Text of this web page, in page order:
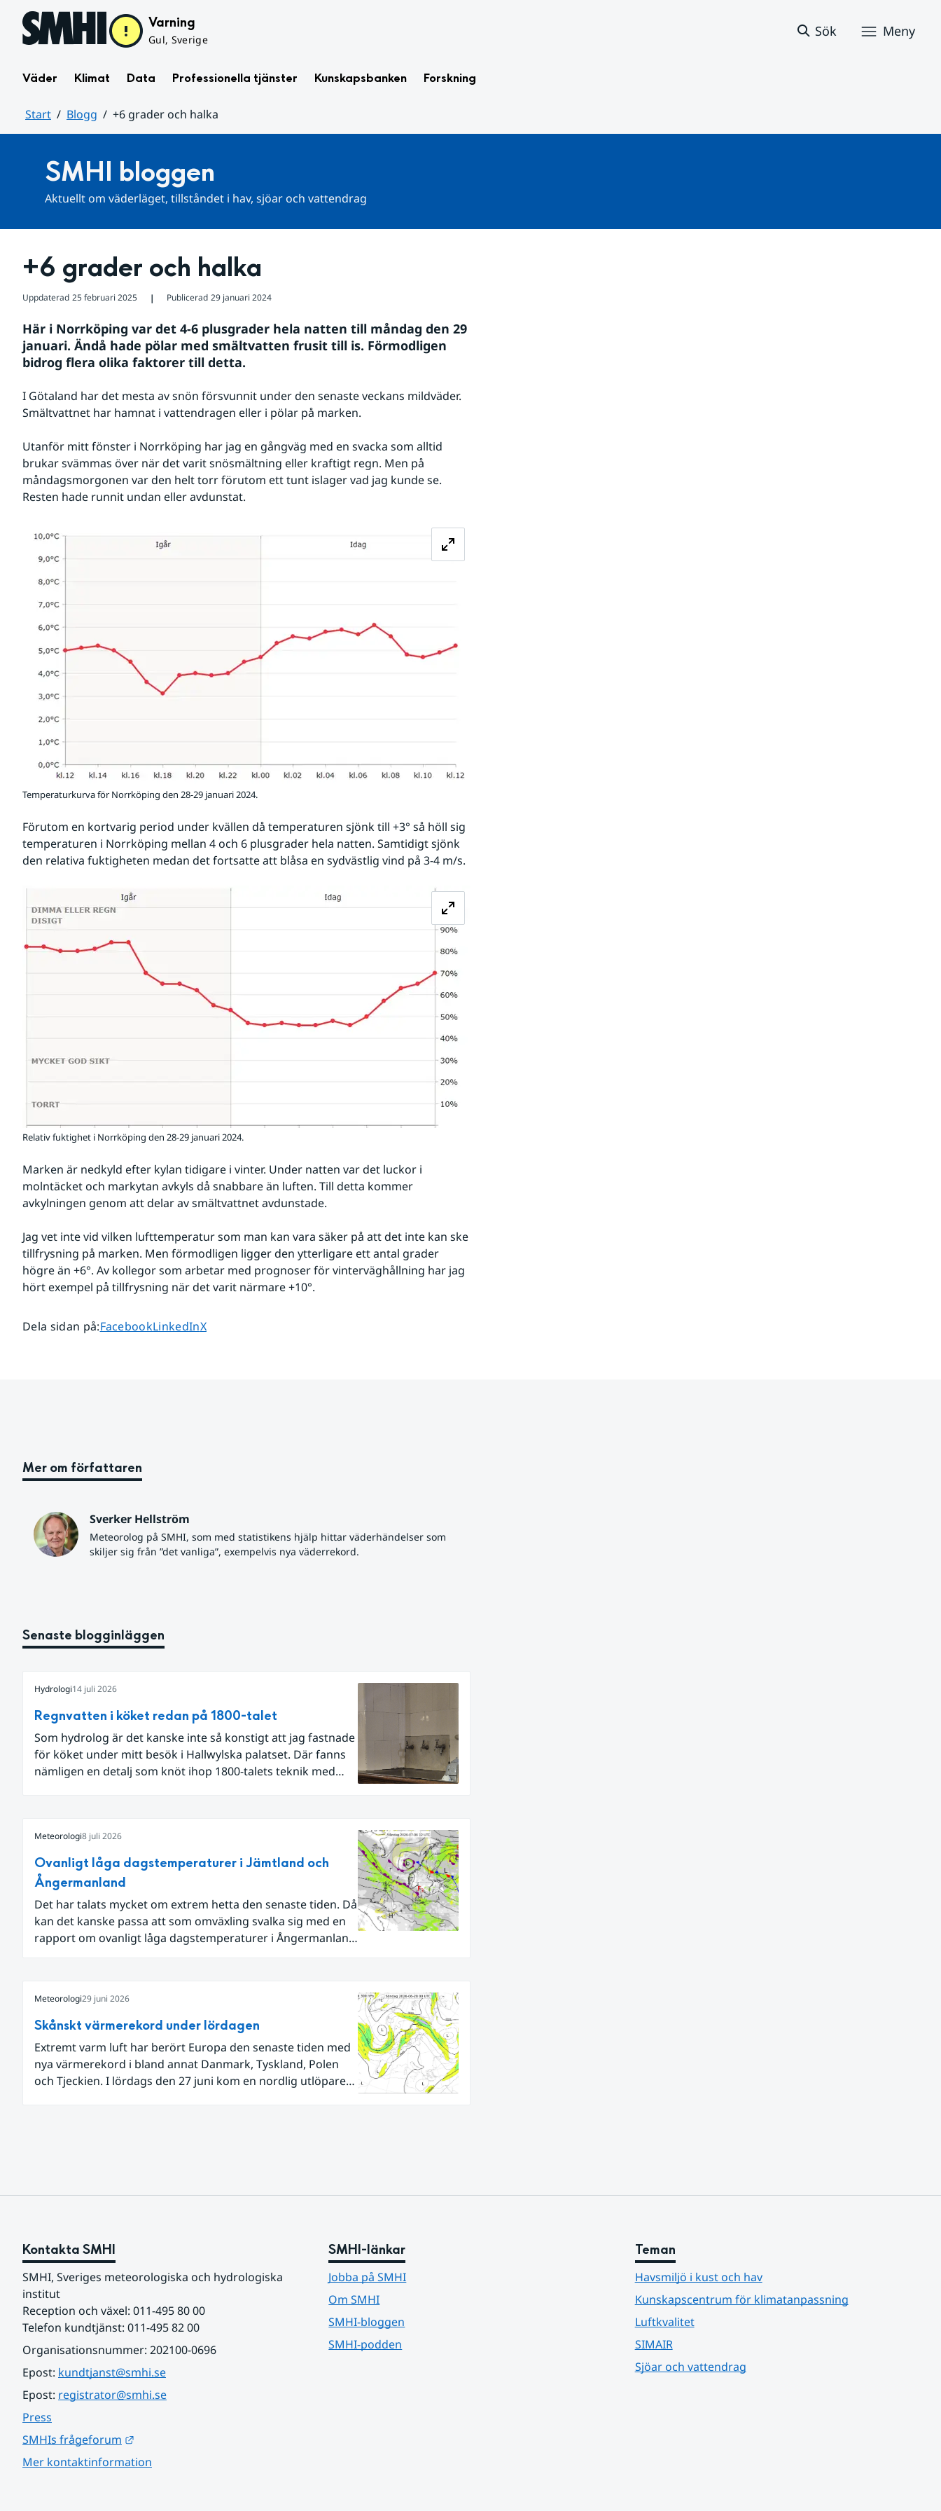
Hoppa till sidans innehåll Varning
Gul, Sverige
Sök Meny
Väder Klimat Data Professionella tjänster Kunskapsbanken Forskning
Start Blogg
+6 grader och halka
SMHI bloggen
Aktuellt om väderläget, tillståndet i hav, sjöar och vattendrag
+6 grader och halka
Uppdaterad 25 februari 2025 ❘ Publicerad 29 januari 2024
Här i Norrköping var det 4-6 plusgrader hela natten till måndag den 29
januari. Ändå hade pölar med smältvatten frusit till is. Förmodligen
bidrog flera olika faktorer till detta.
I Götaland har det mesta av snön försvunnit under den senaste veckans mildväder.
Smältvattnet har hamnat i vattendragen eller i pölar på marken.
Utanför mitt fönster i Norrköping har jag en gångväg med en svacka som alltid
brukar svämmas över när det varit snösmältning eller kraftigt regn. Men på
måndagsmorgonen var den helt torr förutom ett tunt islager vad jag kunde se.
Resten hade runnit undan eller avdunstat.
Temperaturkurva för Norrköping den 28-29 januari 2024.
Förutom en kortvarig period under kvällen då temperaturen sjönk till +3° så höll sig
temperaturen i Norrköping mellan 4 och 6 plusgrader hela natten. Samtidigt sjönk
den relativa fuktigheten medan det fortsatte att blåsa en sydvästlig vind på 3-4 m/s.
Relativ fuktighet i Norrköping den 28-29 januari 2024.
Marken är nedkyld efter kylan tidigare i vinter. Under natten var det luckor i
molntäcket och markytan avkyls då snabbare än luften. Till detta kommer
avkylningen genom att delar av smältvattnet avdunstade.
Jag vet inte vid vilken lufttemperatur som man kan vara säker på att det inte kan ske
tillfrysning på marken. Men förmodligen ligger den ytterligare ett antal grader
högre än +6°. Av kollegor som arbetar med prognoser för vinterväghållning har jag
hört exempel på tillfrysning när det varit närmare +10°.
Dela sidan på:Dela sidan på
FacebookDela sidan på
LinkedInDela sidan på
X
Mer om författaren
Sverker Hellström
Meteorolog på SMHI, som med statistikens hjälp hittar väderhändelser som
skiljer sig från ”det vanliga”, exempelvis nya väderrekord.
Senaste blogginläggen
Hydrologi14 juli 2026
Regnvatten i köket redan på 1800-talet
Som hydrolog är det kanske inte så konstigt att jag fastnade
för köket under mitt besök i Hallwylska palatset. Där fanns
nämligen en detalj som knöt ihop 1800-talets teknik med
Meteorologi8 juli 2026
Ovanligt låga dagstemperaturer i Jämtland och
Ångermanland
Det har talats mycket om extrem hetta den senaste tiden. Då
kan det kanske passa att som omväxling svalka sig med en
rapport om ovanligt låga dagstemperaturer i Ångermanland
Meteorologi29 juni 2026
Skånskt värmerekord under lördagen
Extremt varm luft har berört Europa den senaste tiden med
nya värmerekord i bland annat Danmark, Tyskland, Polen
och Tjeckien. I lördags den 27 juni kom en nordlig utlöpare
Kontakta SMHI
SMHI, Sveriges meteorologiska och hydrologiska
institut
Reception och växel: 011-495 80 00
Telefon kundtjänst: 011-495 82 00
Organisationsnummer: 202100-0696
Epost: kundtjanst@smhi.se
Epost: registrator@smhi.se
Press
SMHIs frågeforum
Mer kontaktinformation
SMHI-länkar
Jobba på SMHI
Om SMHI
SMHI-bloggen
SMHI-podden
Teman
Havsmiljö i kust och hav
Kunskapscentrum för klimatanpassning
Luftkvalitet
SIMAIR
Sjöar och vattendrag